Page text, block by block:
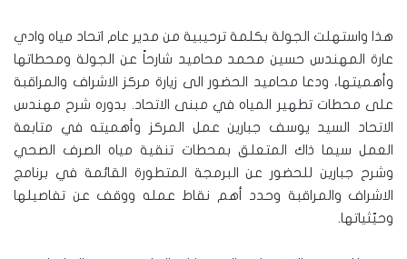
هذا واستهلت الجولة بكلمة ترحيبية من مدير عام اتحاد مياه وادي
عارة المهندس حسين محمد محاميد شارحاً عن الجولة ومحطاتها
وأهميتها، ودعا محاميد الحضور الى زيارة مركز الاشراف والمراقبة
على محطات تطهير المياه في مبنى الاتحاد. بدوره شرح مهندس
الاتحاد السيد يوسف جبارين عمل المركز وأهميته في متابعة
العمل سيما ذاك المتعلق بمحطات تنقية مياه الصرف الصحي
وشرح جبارين للحضور عن البرمجة المتطورة القائمة في برنامج
الاشراف والمراقبة وحدد أهم نقاط عمله ووقف عن تفاصيلها
وحيّثياتها.